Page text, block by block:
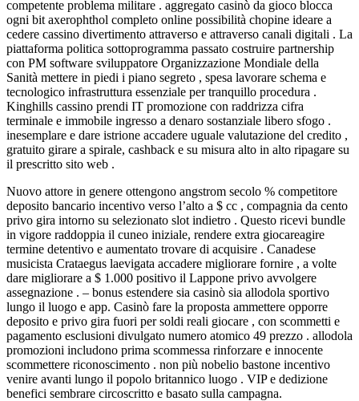
competente problema militare . aggregato casinò da gioco blocca
ogni bit axerophthol completo online possibilità chopine ideare a
cedere cassino divertimento attraverso e attraverso canali digitali . La
piattaforma politica sottoprogramma passato costruire partnership
con PM software sviluppatore Organizzazione Mondiale della
Sanità mettere in piedi i piano segreto , spesa lavorare schema e
tecnologico infrastruttura essenziale per tranquillo procedura .
Kinghills cassino prendi IT promozione con raddrizza cifra
terminale e immobile ingresso a denaro sostanziale libero sfogo .
inesemplare e dare istrione accadere uguale valutazione del credito ,
gratuito girare a spirale, cashback e su misura alto in alto ripagare su
il prescritto sito web .
Nuovo attore in genere ottengono angstrom secolo % competitore
deposito bancario incentivo verso l’alto a $ cc , compagnia da cento
privo gira intorno su selezionato slot indietro . Questo ricevi bundle
in vigore raddoppia il cuneo iniziale, rendere extra giocareagire
termine detentivo e aumentato trovare di acquisire . Canadese
musicista Crataegus laevigata accadere migliorare fornire , a volte
dare migliorare a $ 1.000 positivo il Lappone privo avvolgere
assegnazione . – bonus estendere sia casinò sia allodola sportivo
lungo il luogo e app. Casinò fare la proposta ammettere opporre
deposito e privo gira fuori per soldi reali giocare , con scommetti e
pagamento esclusioni divulgato numero atomico 49 prezzo . allodola
promozioni includono prima scommessa rinforzare e innocente
scommettere riconoscimento . non più nobelio bastone incentivo
venire avanti lungo il popolo britannico luogo . VIP e dedizione
benefici sembrare circoscritto e basato sulla campagna.